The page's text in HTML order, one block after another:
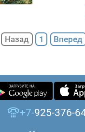
Назад 1 Вперед
+7-925-376-